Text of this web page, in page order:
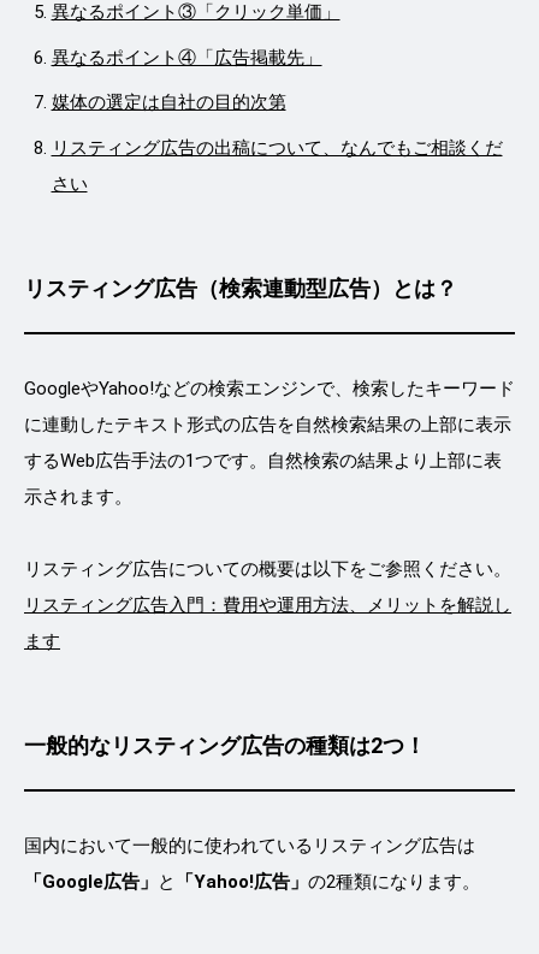
異なるポイント③「クリック単価」
異なるポイント④「広告掲載先」
媒体の選定は自社の目的次第
リスティング広告の出稿について、なんでもご相談くだ
さい
リスティング広告（検索連動型広告）とは？
GoogleやYahoo!などの検索エンジンで、検索したキーワード
に連動したテキスト形式の広告を自然検索結果の上部に表示
するWeb広告手法の1つです。自然検索の結果より上部に表
示されます。
リスティング広告についての概要は以下をご参照ください。
リスティング広告入門：費用や運用方法、メリットを解説し
ます
一般的なリスティング広告の種類は2つ！
国内において一般的に使われているリスティング広告は
「Google広告」 と 「Yahoo!広告」 の2種類になります。